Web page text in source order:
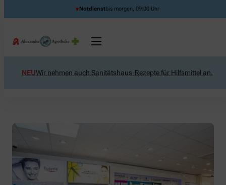
Notdienstbis morgen, 09:00 Uhr
NEUWir nehmen auch Sanitätshaus-Rezepte für Hilfsmittel an.